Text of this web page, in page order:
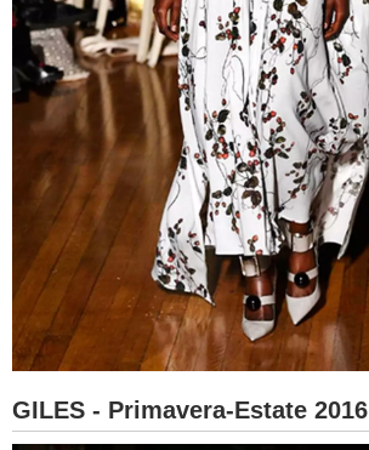
GILES - Primavera-Estate 2016